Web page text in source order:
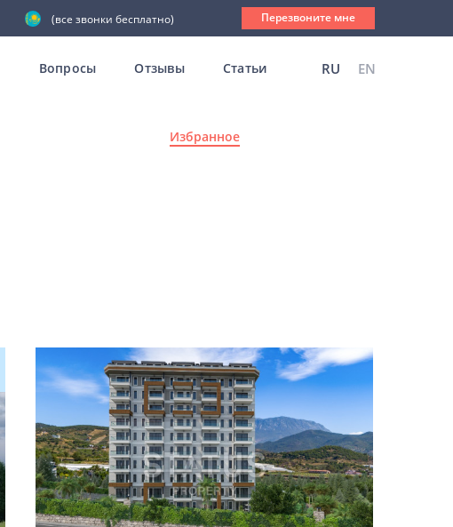
(все звонки бесплатно) Перезвоните мне
Вопросы Отзывы Статьи RU EN
Избранное